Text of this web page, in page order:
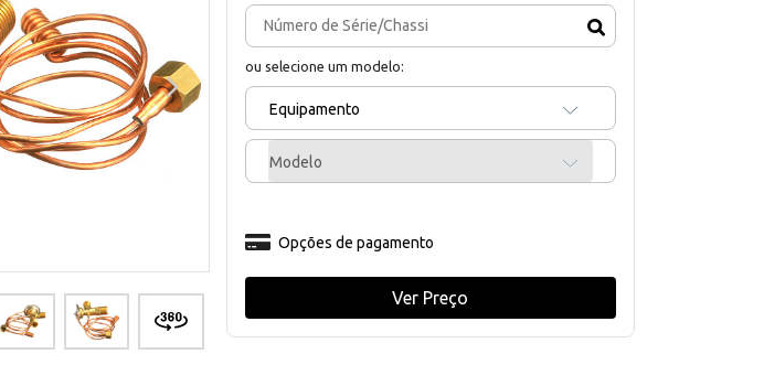
ou selecione um modelo:
Equipamento
Modelo
Opções de pagamento
Ver Preço